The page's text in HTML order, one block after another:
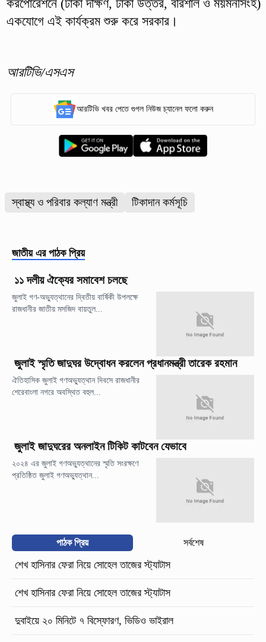
করপোরেশনে (ঢাকা দক্ষিণ, ঢাকা উত্তর, বরিশাল ও ময়মনসিংহ)
একযোগে এই কার্যক্রম শুরু করে সরকার।
আরটিভি/এসএস
আরটিভি খবর পেতে গুগল নিউজ চ্যানেল ফলো করুন
স্বাস্থ্য ও পরিবার কল্যাণ মন্ত্রী টিকাদান কর্মসূচি
জাতীয় এর পাঠক প্রিয়
১১ দলীয় ঐক্যের সমাবেশ চলছে
জুলাই গণ-অভ্যুত্থানের দ্বিতীয় বার্ষিকী উপলক্ষে
রাজধানীর জাতীয় মসজিদ বায়তুল...
জুলাই স্মৃতি জাদুঘর উদ্বোধন করলেন প্রধানমন্ত্রী তারেক রহমান
ঐতিহাসিক জুলাই গণঅভ্যুত্থান দিবসে রাজধানীর
শেরেবাংলা নগরে অবস্থিত বহুল...
জুলাই জাদুঘরের অনলাইন টিকিট কাটবেন যেভাবে
২০২৪ এর জুলাই গণঅভ্যুত্থানের স্মৃতি সংরক্ষণে
প্রতিষ্ঠিত জুলাই গণঅভ্যুত্থান...
পাঠক প্রিয় সর্বশেষ
শেখ হাসিনার ফেরা নিয়ে সোহেল তাজের স্ট্যাটাস
শেখ হাসিনার ফেরা নিয়ে সোহেল তাজের স্ট্যাটাস
দুবাইয়ে ২০ মিনিটে ৭ বিস্ফোরণ, ভিডিও ভাইরাল